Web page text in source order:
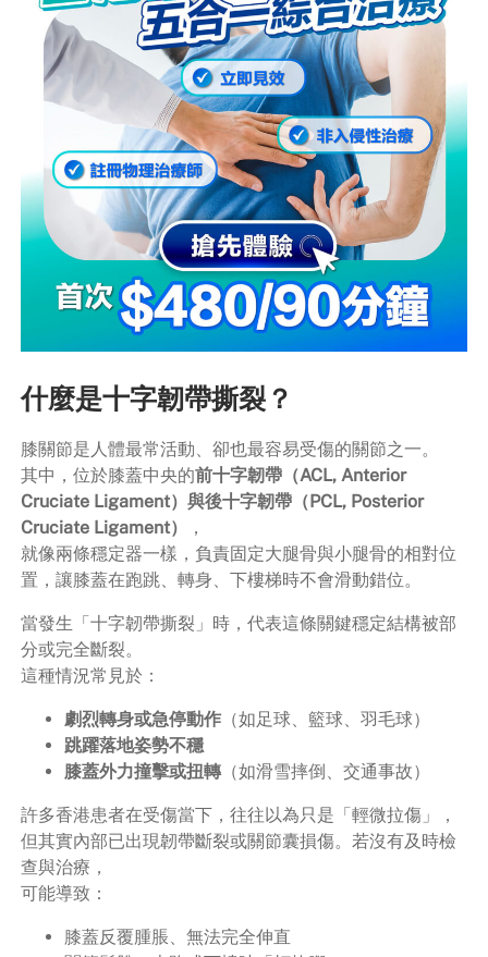
什麼是十字韌帶撕裂？
膝關節是人體最常活動、卻也最容易受傷的關節之一。
其中，位於膝蓋中央的前十字韌帶（ACL, Anterior
Cruciate Ligament）與後十字韌帶（PCL, Posterior
Cruciate Ligament）
，
就像兩條穩定器一樣，負責固定大腿骨與小腿骨的相對位
置，讓膝蓋在跑跳、轉身、下樓梯時不會滑動錯位。
當發生「十字韌帶撕裂」時，代表這條關鍵穩定結構被部
分或完全斷裂。
這種情況常見於：
劇烈轉身或急停動作（如足球、籃球、羽毛球）
跳躍落地姿勢不穩
膝蓋外力撞擊或扭轉（如滑雪摔倒、交通事故）
許多香港患者在受傷當下，往往以為只是「輕微拉傷」，
但其實內部已出現韌帶斷裂或關節囊損傷。若沒有及時檢
查與治療，
可能導致：
膝蓋反覆腫脹、無法完全伸直